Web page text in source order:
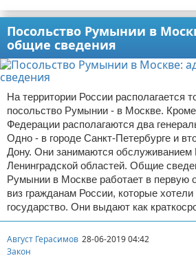
Посольство Румынии в
общие сведения
На территории России располагается
посольство Румынии - в Москве. Кроме
Федерации располагаются два
Одно - в городе Санкт-Петербурге и
Дону. Они занимаются обслуживанием
Ленинградской областей. Общие
Румынии в Москве работает в первую
виз гражданам России, которые
государство. Они выдают как
Август Герасимов 28-06-2019 04:42
Закон